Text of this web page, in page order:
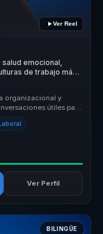
Ver Reel
emocional,
de trabajo más
organizacional y
útiles para
Ver Perfil
BILINGÜE